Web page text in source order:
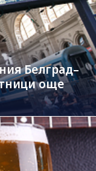
Белград–
още